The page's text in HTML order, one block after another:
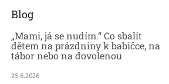
Blog
„Mami, já se nudím.“ Co sbalit
dětem na prázdniny k babičce, na
tábor nebo na dovolenou
25.6.2026